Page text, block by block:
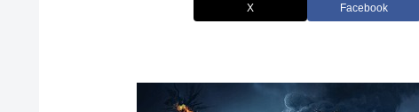
X Facebook